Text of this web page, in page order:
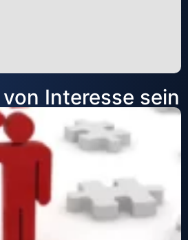
Interesse sein